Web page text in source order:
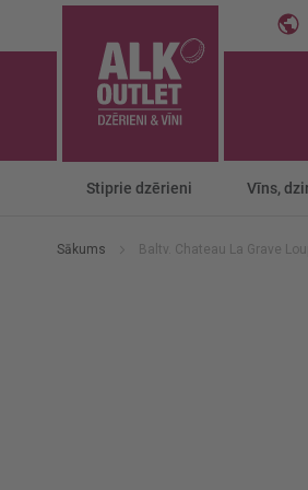
Stiprie dzērieni Vīns,
Sākums Baltv. Chateau La Grave